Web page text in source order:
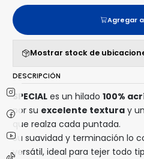
Agregar
Mostrar stock de
DESCRIPCIÓN
SPECIAL es un hilado 100%
por su excelente textura y un
que realza cada puntada.
Su suavidad y terminación lo
versátil, ideal para tejer todo